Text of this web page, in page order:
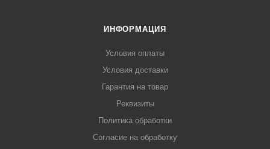
ИНФОРМАЦИЯ
Условия оплаты
Условия доставки
Гарантия на товар
Реквизиты
Политика обработки
Согласие на обработку